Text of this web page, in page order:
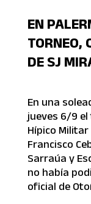
EN
TORNEO,
DE SJ
En una
jueves 6/9
Hípico Militar
Francisco
Sarraúa y
no había
oficial de